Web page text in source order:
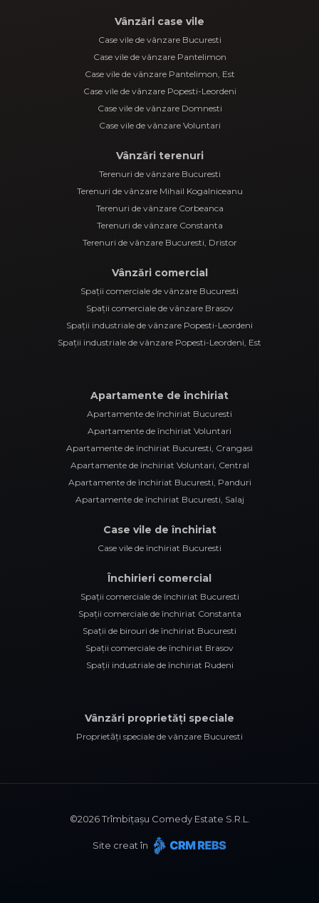
Vânzări case vile
Case vile de vânzare Bucuresti
Case vile de vânzare Pantelimon
Case vile de vânzare Pantelimon, Est
Case vile de vânzare Popesti-Leordeni
Case vile de vânzare Domnesti
Case vile de vânzare Voluntari
Vânzări terenuri
Terenuri de vânzare Bucuresti
Terenuri de vânzare Mihail Kogalniceanu
Terenuri de vânzare Corbeanca
Terenuri de vânzare Constanta
Terenuri de vânzare Bucuresti, Dristor
Vânzări comercial
Spații comerciale de vânzare Bucuresti
Spații comerciale de vânzare Brasov
Spații industriale de vânzare Popesti-Leordeni
Spații industriale de vânzare Popesti-Leordeni, Est
Apartamente de închiriat
Apartamente de închiriat Bucuresti
Apartamente de închiriat Voluntari
Apartamente de închiriat Bucuresti, Crangasi
Apartamente de închiriat Voluntari, Central
Apartamente de închiriat Bucuresti, Panduri
Apartamente de închiriat Bucuresti, Salaj
Case vile de închiriat
Case vile de închiriat Bucuresti
Închirieri comercial
Spații comerciale de închiriat Bucuresti
Spații comerciale de închiriat Constanta
Spații de birouri de închiriat Bucuresti
Spații comerciale de închiriat Brasov
Spații industriale de închiriat Rudeni
Vânzări proprietăți speciale
Proprietăți speciale de vânzare Bucuresti
©2026Trîmbițașu Comedy Estate S.R.L.
Site creat în